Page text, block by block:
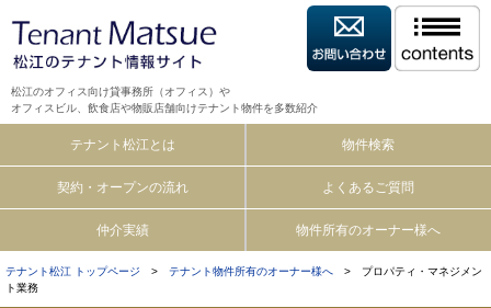
松江のオフィス向け貸事務所（オフィス）や
オフィスビル、飲食店や物販店舗向けテナント物件を多数紹介
テナント松江とは 物件検索
契約・オープンの流れ よくあるご質問
仲介実績 物件所有のオーナー様へ
テナント松江 トップページ > テナント物件所有のオーナー様へ > プロパティ・マネジメン
ト業務